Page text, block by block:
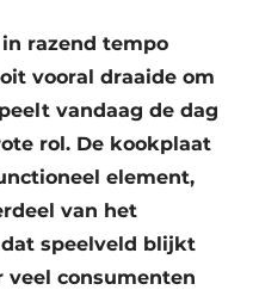
razend tempo
vooral draaide om
vandaag de dag
rol. De kookplaat
element,
van het
speelveld blijkt
consumenten